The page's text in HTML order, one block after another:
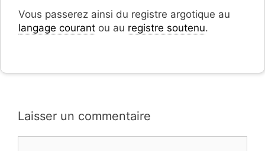
Vous passerez ainsi du registre argotique au
langage courant ou au registre soutenu.
Laisser un commentaire